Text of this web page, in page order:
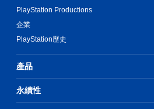
PlayStation Productions
企業
PlayStation歷史
產品
永續性